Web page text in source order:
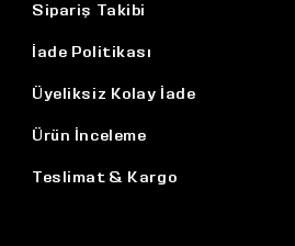
Sipariş Takibi
İade Politikası
Üyeliksiz Kolay İade
Ürün İnceleme
Teslimat & Kargo